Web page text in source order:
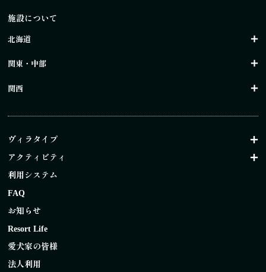
施設について
北海道
関東・中部
関西
ヴィラタイプ
アクティビティ
利用システム
FAQ
お知らせ
Resort Life
愛犬家の皆様
法人利用